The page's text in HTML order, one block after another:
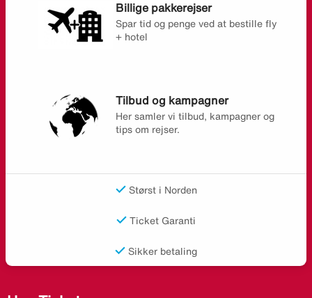
Billige pakkerejser
Spar tid og penge ved at bestille fly
+ hotel
Tilbud og kampagner
Her samler vi tilbud, kampagner og
tips om rejser.
Størst i Norden
Ticket Garanti
Sikker betaling